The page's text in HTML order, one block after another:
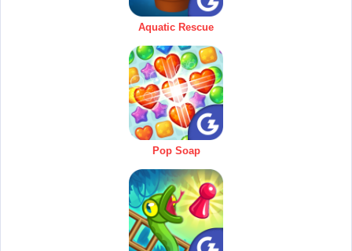
Aquatic Rescue
Pop Soap